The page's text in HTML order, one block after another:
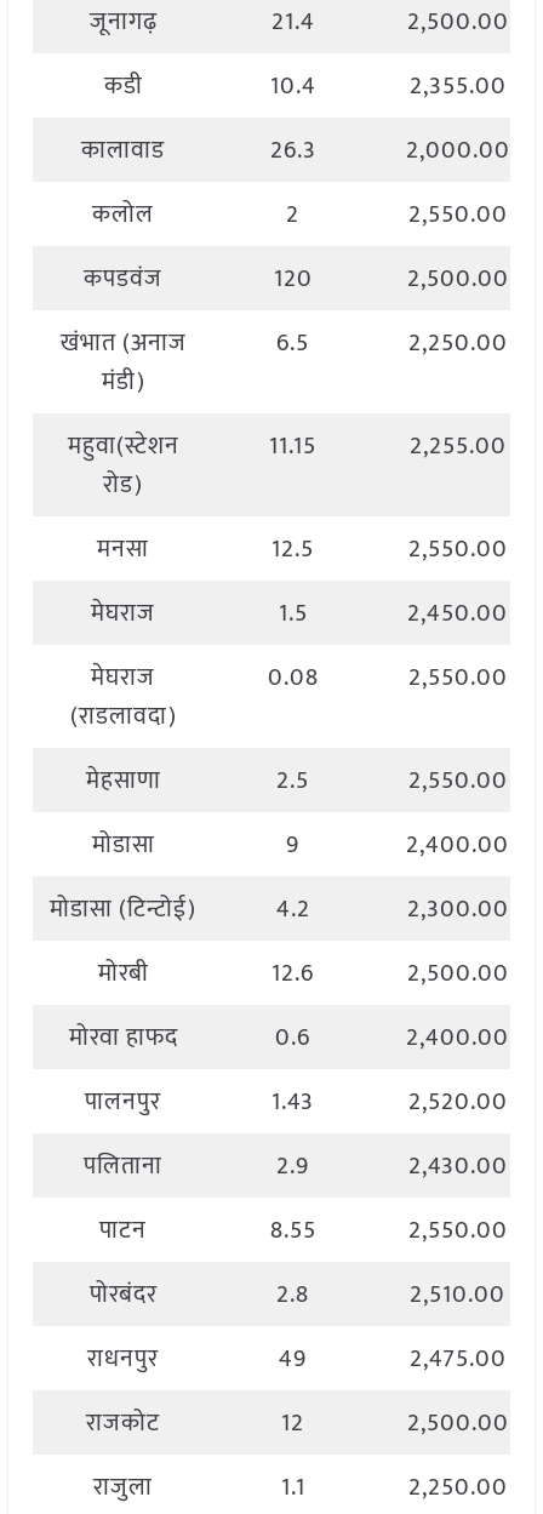
जूनागढ़ 21.4
2,500.00
कडी
10.4
2,355.00
कालावाड
26.3
2,000.00
कलोल
2
2,550.00
कपडवंज
120
2,500.00
खंभात (अनाज
मंडी)
6.5 2,250.00
महुवा(स्टेशन
रोड)
11.15 2,255.00
मनसा 12.5
2,550.00
मेघराज
1.5
2,450.00
मेघराज
(राडलावदा)
0.08 2,550.00
मेहसाणा 2.5
2,550.00
मोडासा
9
2,400.00
मोडासा (टिन्टोई)
4.2
2,300.00
मोरबी
12.6
2,500.00
मोरवा हाफद
0.6
2,400.00
पालनपुर
1.43
2,520.00
पलिताना
2.9
2,430.00
पाटन
8.55
2,550.00
पोरबंदर
2.8
2,510.00
राधनपुर
49
2,475.00
राजकोट
12
2,500.00
राजुला
1.1 2,250.00